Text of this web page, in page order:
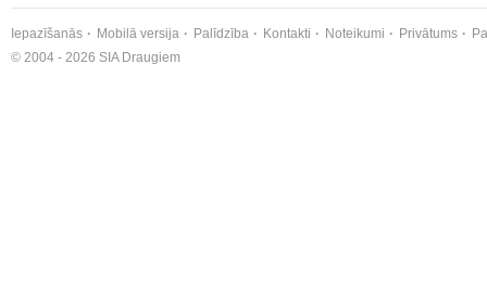
Iepazīšanās Mobilā versija Palīdzība Kontakti Noteikumi Privātums
© 2004 - 2026 SIA Draugiem